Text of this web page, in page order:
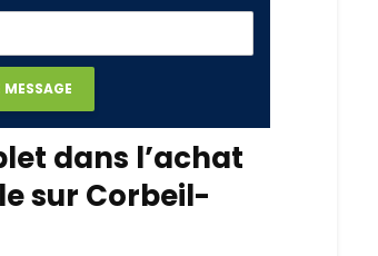
dans l’achat
sur Corbeil-